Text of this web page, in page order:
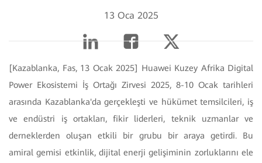
13 Oca 2025
[Kazablanka, Fas, 13 Ocak 2025] Huawei Kuzey Afrika Digital
Power Ekosistemi İş Ortağı Zirvesi 2025, 8-10 Ocak tarihleri
arasında Kazablanka'da gerçekleşti ve hükümet temsilcileri, iş
ve endüstri iş ortakları, fikir liderleri, teknik uzmanlar ve
derneklerden oluşan etkili bir grubu bir araya getirdi. Bu
amiral gemisi etkinlik, dijital enerji gelişiminin zorluklarını ele